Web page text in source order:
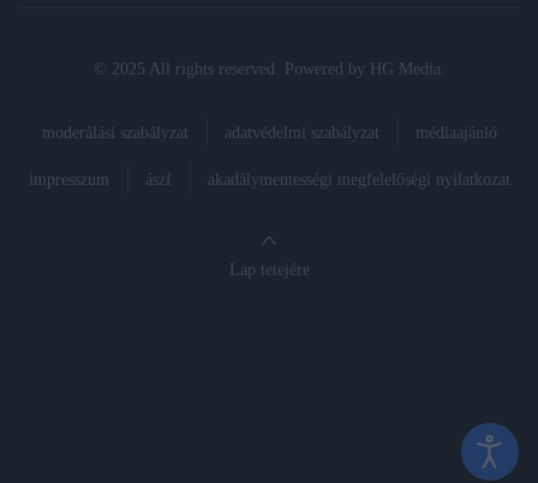
© 2025 All rights reserved. Powered by HG Media
moderálási szabályzat adatvédelmi szabályzat médiaajánló
impresszum ászf akadálymentességi megfelelőségi nyilatkozat
Lap tetejére